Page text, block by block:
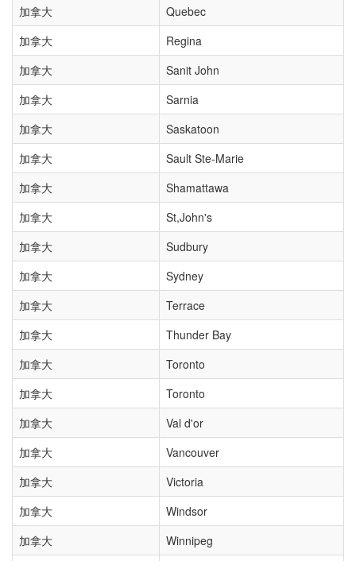
加拿大
Quebec
加拿大
Regina
加拿大
Sanit John
加拿大
Sarnia
加拿大
Saskatoon
加拿大
Sault Ste-Marie
加拿大
Shamattawa
加拿大
St,John's
加拿大
Sudbury
加拿大
Sydney
加拿大
Terrace
加拿大
Thunder Bay
加拿大
Toronto
加拿大
Toronto
加拿大
Val d'or
加拿大
Vancouver
加拿大
Victoria
加拿大
Windsor
加拿大
Winnipeg